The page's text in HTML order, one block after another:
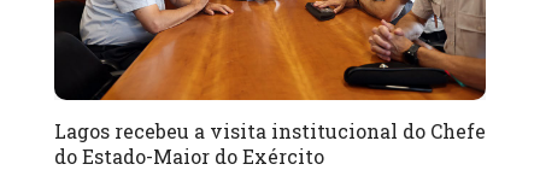
Lagos recebeu a visita institucional do Chefe
do Estado-Maior do Exército